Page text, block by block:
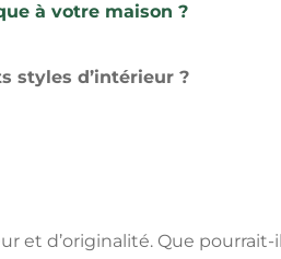
à votre maison ?
styles d’intérieur ?
et d’originalité. Que